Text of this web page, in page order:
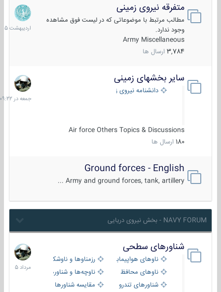
متفرقه نیروی زمینی
مطالب مرتبط با موضوعاتی که در لیست فوق مشاهده
وجود ندارد.
Army Miscellaneous
3,784 ارسال ها
27
1405
سایر بخشهای زمینی
دانشنامه نیروی زمینی
Air force Others Topics & Discussions
180 ارسال ها
جمعه
در
09:22
Ground forces - English
Army and ground forces, tank, artillery ...
NAVY FORUM - بخش نیروی دریایی
شناورهای سطحی
ناوهای هواپیمابر و بالگرد بررزمناوها و ناوشکن‌ها
ناوهای محافظ
ناوچه‌ها و شناورهای گشتی
شناورهای تندرو
مقایسه شناورها
2
مرداد
1405